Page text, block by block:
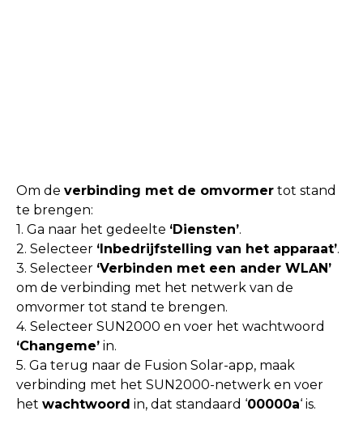
Om de verbinding met de omvormer tot stand
te brengen:
1. Ga naar het gedeelte ‘Diensten’.
2. Selecteer ‘Inbedrijfstelling van het apparaat’.
3. Selecteer ‘Verbinden met een ander WLAN’
om de verbinding met het netwerk van de
omvormer tot stand te brengen.
4. Selecteer SUN2000 en voer het wachtwoord
‘Changeme’ in.
5. Ga terug naar de Fusion Solar-app, maak
verbinding met het SUN2000-netwerk en voer
het wachtwoord in, dat standaard ‘00000a‘ is.